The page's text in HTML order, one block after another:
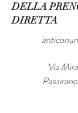
DELLA
DIRETTA
Via